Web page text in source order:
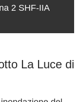
2 SHF-IIA
La Luce di